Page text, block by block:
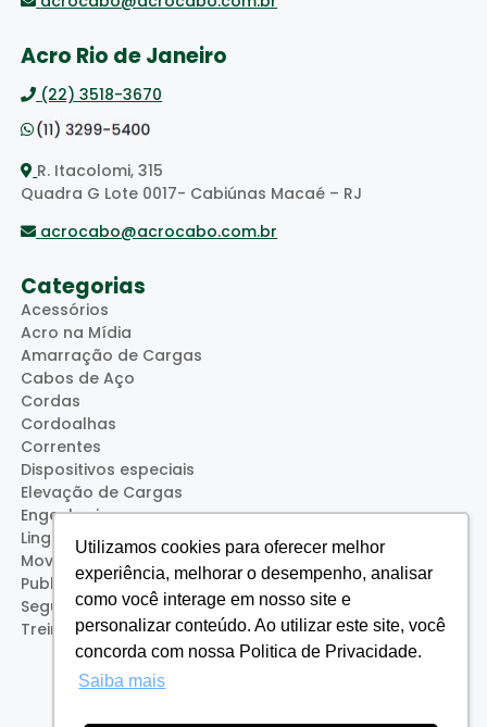
Utilizamos cookies para oferecer melhor
experiência, melhorar o desempenho, analisar
como você interage em nosso site e
personalizar conteúdo. Ao utilizar este site, você
concorda com nossa Politica de Privacidade.
Saiba mais
Acro Rio de Janeiro
(22) 3518-3670
R. Itacolomi, 315
Quadra G Lote 0017- Cabiúnas Macaé – RJ
acrocabo@acrocabo.com.br
Categorias
Acessórios
Acro na Mídia
Amarração de Cargas
Cabos de Aço
Cordas
Cordoalhas
Correntes
Dispositivos especiais
Elevação de Cargas
Engenharia
Lingas
Movimentação de Cargas
Publicações
Segurança
Treinamentos (Acro Service)